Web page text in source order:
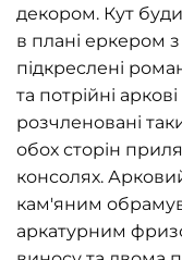
декором. Кут
в плані еркером
підкреслені
та потрійні
розчленовані
обох сторін
консолях.
кам'яним
аркатурним